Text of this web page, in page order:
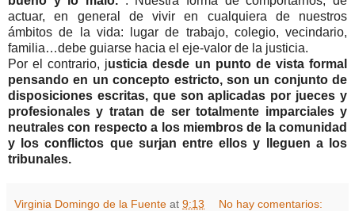
actuar, en general de vivir en cualquiera de nuestros
ámbitos de la vida: lugar de trabajo, colegio, vecindario,
familia…debe guiarse hacia el eje-valor de la justicia.
Por el contrario, justicia desde un punto de vista formal
pensando en un concepto estricto, son un conjunto de
disposiciones escritas, que son aplicadas por jueces y
profesionales y tratan de ser totalmente imparciales y
neutrales con respecto a los miembros de la comunidad
y los conflictos que surjan entre ellos y lleguen a los
tribunales.
Virginia Domingo de la Fuente at 9:13 No hay comentarios: